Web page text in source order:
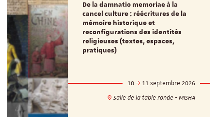
De la damnatio memoriae à la
cancel culture : réécritures de la
mémoire historique et
reconfigurations des identités
religieuses (textes, espaces,
pratiques)
10
11 septembre 2026
Salle de la table ronde - MISHA